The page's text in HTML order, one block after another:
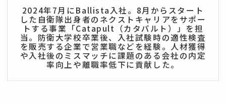
2024年7月にBallista入社。8月からスタート
した自衛隊出身者のネクストキャリアをサポー
トする事業「Catapult（カタパルト）」を担
当。防衛大学校卒業後、入社試験時の適性検査
を販売する企業で営業職などを経験。人材獲得
や入社後のミスマッチに課題のある会社の内定
率向上や離職率低下に貢献した。